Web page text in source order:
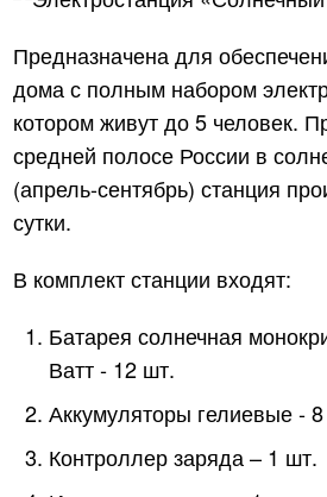
Предназначена для
дома с полным набором
котором живут до 5 человек.
средней полосе России в
(апрель-сентябрь) станция
сутки.
В комплект станции входят:
Батарея солнечная
Ватт ‑ 12 шт.
Аккумуляторы гелиевые ‑
Контроллер заряда – 1 шт.